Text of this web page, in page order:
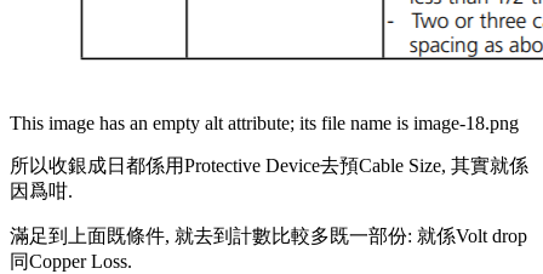
This image has an empty alt attribute; its file name is image-18.png
所以收銀成日都係用Protective Device去預Cable Size, 其實就係
因爲咁.
滿足到上面既條件, 就去到計數比較多既一部份: 就係Volt drop
同Copper Loss.